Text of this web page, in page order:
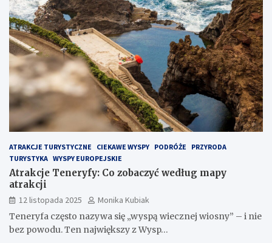
ATRAKCJE TURYSTYCZNE CIEKAWE WYSPY PODRÓŻE
PRZYRODA
TURYSTYKA WYSPY EUROPEJSKIE
Atrakcje Teneryfy: Co zobaczyć według mapy
atrakcji
12 listopada 2025
Monika Kubiak
Teneryfa często nazywa się „wyspą wiecznej wiosny” – i nie
bez powodu. Ten największy z Wysp…